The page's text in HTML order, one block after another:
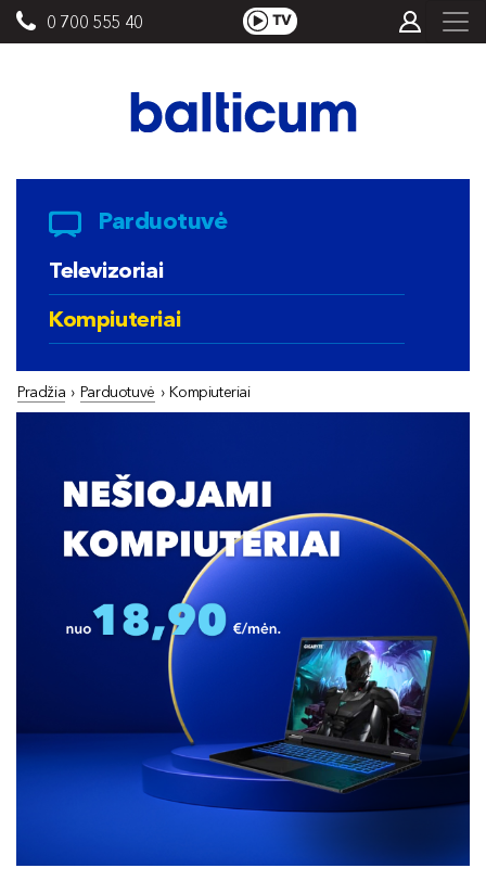
0 700 555 40
Parduotuvė
Televizoriai
Kompiuteriai
Pradžia › Parduotuvė › Kompiuteriai